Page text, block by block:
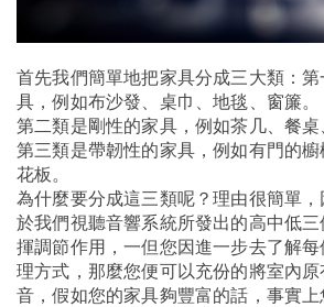
首先我們簡單地把家具分成三大類：
具，例如布沙發、桌巾、地毯、窗簾。
第二類是剛性的家具，例如茶几、餐桌
第三類是帶韌性的家具，例如有門的
花板。
為什麼要分成這三類呢？理由很簡單
於我們視聽音響系統所發出的高中低
揮調節作用，一但您因進一步去了解
理方式，那麼您便可以充份的將室內
音，假如您的家具夠豐富的話，事實